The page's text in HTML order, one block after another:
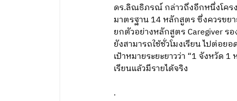
ดร.ลิณธิภรณ์ กล่าวถึงอีกหนึ่งโคร
มาตรฐาน 14 หลักสูตร ซึ่งควรขย
ยกตัวอย่างหลักสูตร Caregiver ร
ยังสามารถใช้ชั่วโมงเรียน ไปต่อ
เป้าหมายระยะยาวว่า “1 จังหวัด
เรียนแล้วมีรายได้จริง
.